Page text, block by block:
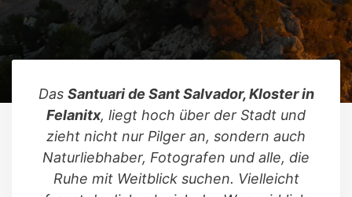
Das Santuari de Sant Salvador, Kloster in
Felanitx, liegt hoch über der Stadt und
zieht nicht nur Pilger an, sondern auch
Naturliebhaber, Fotografen und alle, die
Ruhe mit Weitblick suchen. Vielleicht